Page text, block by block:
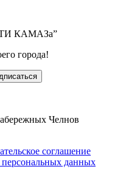
КАМАЗа”
города!
Челнов
соглашение
данных